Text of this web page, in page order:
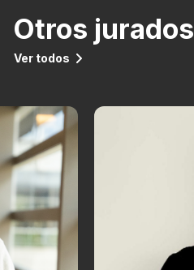
Otros jurados
Ver todos